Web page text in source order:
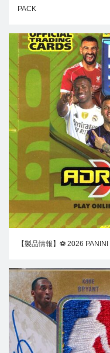
PACK
【製品情報】⚽ 2026